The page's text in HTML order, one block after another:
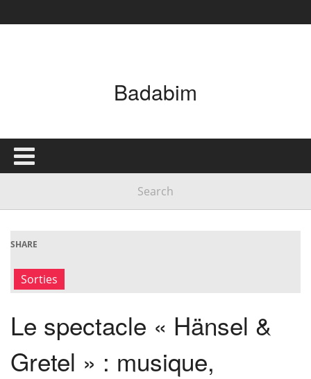
Badabim
SHARE
Sorties
Le spectacle « Hänsel &
Gretel » : musique,